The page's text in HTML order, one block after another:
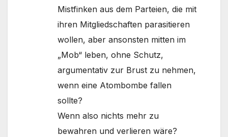
Mistfinken aus dem Parteien, die mit
ihren Mitgliedschaften parasitieren
wollen, aber ansonsten mitten im
„Mob“ leben, ohne Schutz,
argumentativ zur Brust zu nehmen,
wenn eine Atombombe fallen
sollte?
Wenn also nichts mehr zu
bewahren und verlieren wäre?